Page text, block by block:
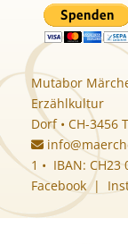
Mutabor
Erzählkultur
Dorf • CH-3456
1 • IBAN: CH23
Facebook|